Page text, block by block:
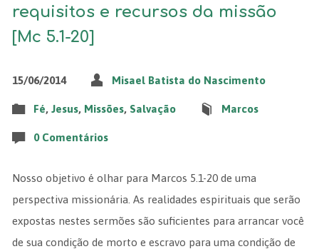
requisitos e recursos da missão
[Mc 5.1-20]
15/06/2014 Misael Batista do Nascimento
Fé, Jesus, Missões, Salvação Marcos
0 Comentários
Nosso objetivo é olhar para Marcos 5.1-20 de uma
perspectiva missionária. As realidades espirituais que serão
expostas nestes sermões são suficientes para arrancar você
de sua condição de morto e escravo para uma condição de